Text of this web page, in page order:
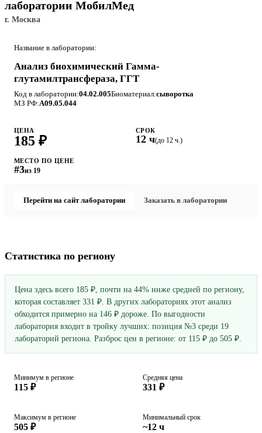
лаборатории МобилМед
г. Москва
Название в лаборатории:
Анализ биохимический Гамма-
глутамилтрансфераза, ГГТ
Код в лаборатории:04.02.005Биоматериал:сыворотка
МЗ РФ:A09.05.044
ЦЕНА
185 ₽
СРОК
12 ч(до 12 ч.)
МЕСТО ПО ЦЕНЕ
#3из 19
Перейти на сайт лаборатории Заказать в лаборатории
Статистика по региону
Цена здесь всего 185 ₽, почти на 44% ниже средней по региону,
которая составляет 331 ₽. В других лабораториях этот анализ
обходится примерно на 146 ₽ дороже. По выгодности
лаборатория входит в тройку лучших: позиция №3 среди 19
лабораторий региона. Разброс цен в регионе: от 115 ₽ до 505 ₽.
Минимум в регионе
115 ₽
Средняя цена
331 ₽
Максимум в регионе
505 ₽
Минимальный срок
~12 ч